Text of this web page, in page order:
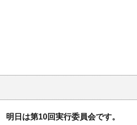
明日は第10回実行委員会です。